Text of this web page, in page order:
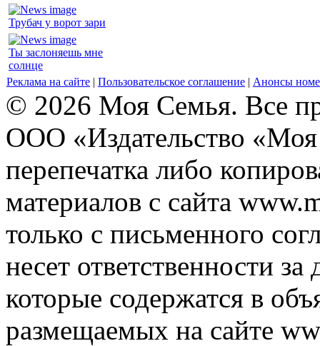
Трубач у ворот зари
Ты заслоняешь мне
солнце
Реклама на сайте | Пользовательское соглашение | Анонсы
© 2026 Моя Семья. Все
ООО «Издательство
перепечатка либо
материалов с сайта
только с письменного
несет ответственности
которые содержатся в
размещаемых на сайте